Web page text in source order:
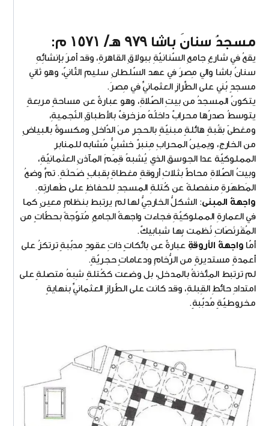
مسجدُ سنانَ باشا ٩٧٩ هـ/ ١٥٧١ م:
يقعُ في شارعِ جامعِ السّنانيّةِ ببولاقِ القاهرةِ، وقد أمرَ بإنشائِهِ
سنانُ باشا والي مِصرَ في عهد السّلطانِ سليمِ الثّانيّ، وهو ثاني
مسجدٍ بُني على الطِّرازِ العثمانيِّ في مِصرَ.
يتكونُ المسجدُ من بيتِ الصّلاةِ، وهو عبارةٌ عن مساحةٍ مربعةٍ
يتوسطُ صدرُها محرابٌ داخلُهُ مزخرفٌ بالأطباقِ النّجميةِ،
ومغطىً بقُبةٍ هائلةٍ مبنيّةٍ بالحجرِ منَ الدّاخلِ ومكسوةٌ بالبياضِ
من الخارجِ، ويمينُ المحرابِ مِنبرٌ خشبيٌّ مُشابه للمنابرِ
المملوكيّة عدا الجوسق الذي يُشبهُ قِمَمَ المآذنِ العثمانيّةِ،
وبيتُ الصّلاةِ محاطٌ بثلاثِ أروقةٍ مغطاةٍ بِقبابٍ ضَحلَةٍ. تمَّ وضعُ
المَطهَرةِ منفصلةً عن كُتلةِ المسجدِ للحفاظِ على طَهارتِهِ.
واجهةُ المبنى: الشكلُّ الخارجيُّ لها لم يرتبط بنظامٍ معينٍ كما
في العمارةِ المملوكيّةِ فجاءت واجهةُ الجامعِ مُتوّجةً بحطّاتٍ من
المُقَرنَصَاتِ نُظمت بِها شبابيكٌ.
أمّا واجهةُ الأروقةِ عبارةٌ عن بائكاتٍ ذاتِ عقودٍ مدبّبةٍ ترتكزُ على
أعمدةٍ مستديرةٍ من الرُّخامِ ودعاماتٍ حجريّةٍ.
لم ترتبط المِئذنةُ بالمدخلِ، بل وضعت ككُتلةٍ شِبهُ متصلةٍ على
امتدادِ حائطِ القِبلةِ، وقد كانت على الطّرازِ العثمانيِّ بنهايةٍ
مخروطيّةٍ مُدبّبةٍ.